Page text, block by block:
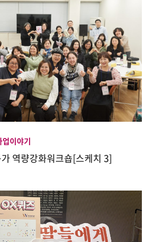
업이야기
역량강화워크숍[스케치 3]